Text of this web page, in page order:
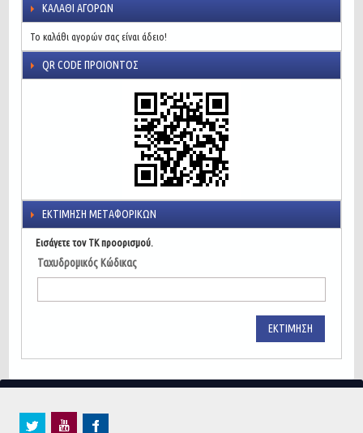
ΚΑΛΆΘΙ ΑΓΟΡΏΝ
Το καλάθι αγορών σας είναι άδειο!
QR CODE ΠΡΟΙΌΝΤΟΣ
ΕΚΤΊΜΗΣΗ ΜΕΤΑΦΟΡΙΚΏΝ
Εισάγετε τον ΤΚ προορισμού.
Ταχυδρομικός Κώδικας
ΕΚΤΊΜΗΣΗ